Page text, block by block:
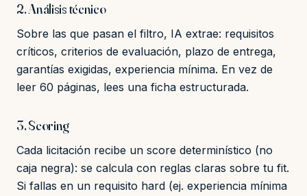
2. Análisis técnico
Sobre las que pasan el filtro, IA extrae: requisitos
críticos, criterios de evaluación, plazo de entrega,
garantías exigidas, experiencia mínima. En vez de
leer 60 páginas, lees una ficha estructurada.
3. Scoring
Cada licitación recibe un score determinístico (no
caja negra): se calcula con reglas claras sobre tu fit.
Si fallas en un requisito hard (ej. experiencia mínima